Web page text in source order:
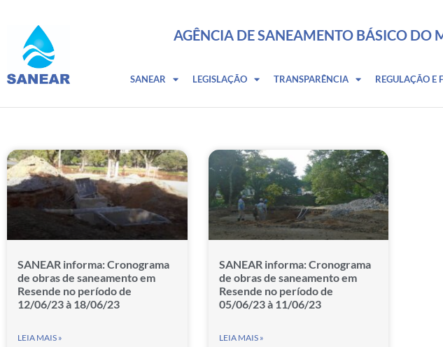
AGÊNCIA DE SANEAMENTO BÁSICO DO
SANEAR LEGISLAÇÃO TRANSPARÊNCIA REGULAÇÃO E
SANEAR informa: Cronograma
de obras de saneamento em
Resende no período de
12/06/23 à 18/06/23
LEIA MAIS »
SANEAR informa: Cronograma
de obras de saneamento em
Resende no período de
05/06/23 à 11/06/23
LEIA MAIS »